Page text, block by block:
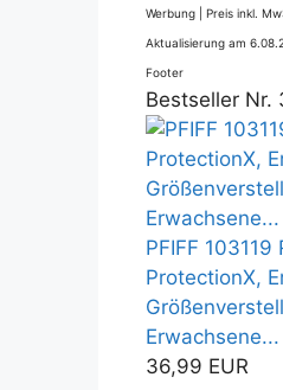
Werbung | Preis inkl.
Aktualisierung am
Footer
Bestseller Nr.
PFIFF 103119
ProtectionX,
36,99 EUR